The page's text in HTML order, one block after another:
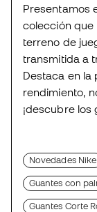
Presentamos
colección que
terreno de
transmitida a
Destaca en la
rendimiento,
¡descubre los
Novedades Nike
Guantes con
Guantes Corte